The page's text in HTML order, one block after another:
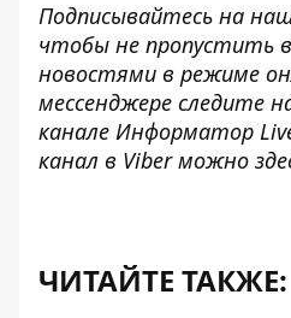
Подписывайтесь на
чтобы не пропустить
новостями в режиме
мессенджере следите
канале Информатор
канал в Viber можно
ЧИТАЙТЕ ТАКЖЕ: